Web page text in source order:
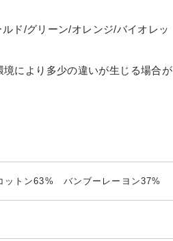
ド/グリーン/オレンジ/バイオレッ
により多少の違いが生じる場合が
ットン63% バンブーレーヨン37%